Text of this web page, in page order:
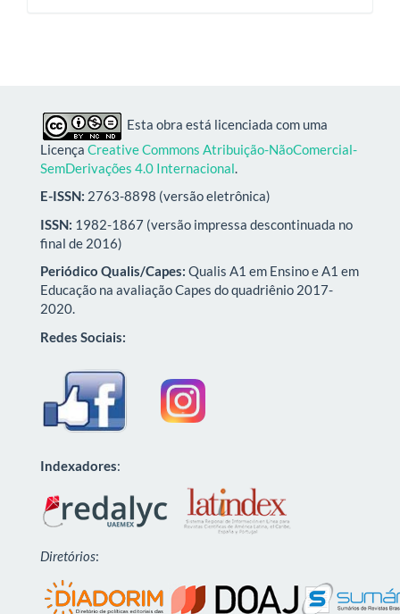
Esta obra está licenciada com uma
Licença Creative Commons Atribuição-NãoComercial-
SemDerivações 4.0 Internacional.
E-ISSN: 2763-8898 (versão eletrônica)
ISSN: 1982-1867 (versão impressa descontinuada no
final de 2016)
Periódico Qualis/Capes: Qualis A1 em Ensino e A1 em
Educação na avaliação Capes do quadriênio 2017-
2020.
Redes Sociais:
Indexadores:
Diretórios: